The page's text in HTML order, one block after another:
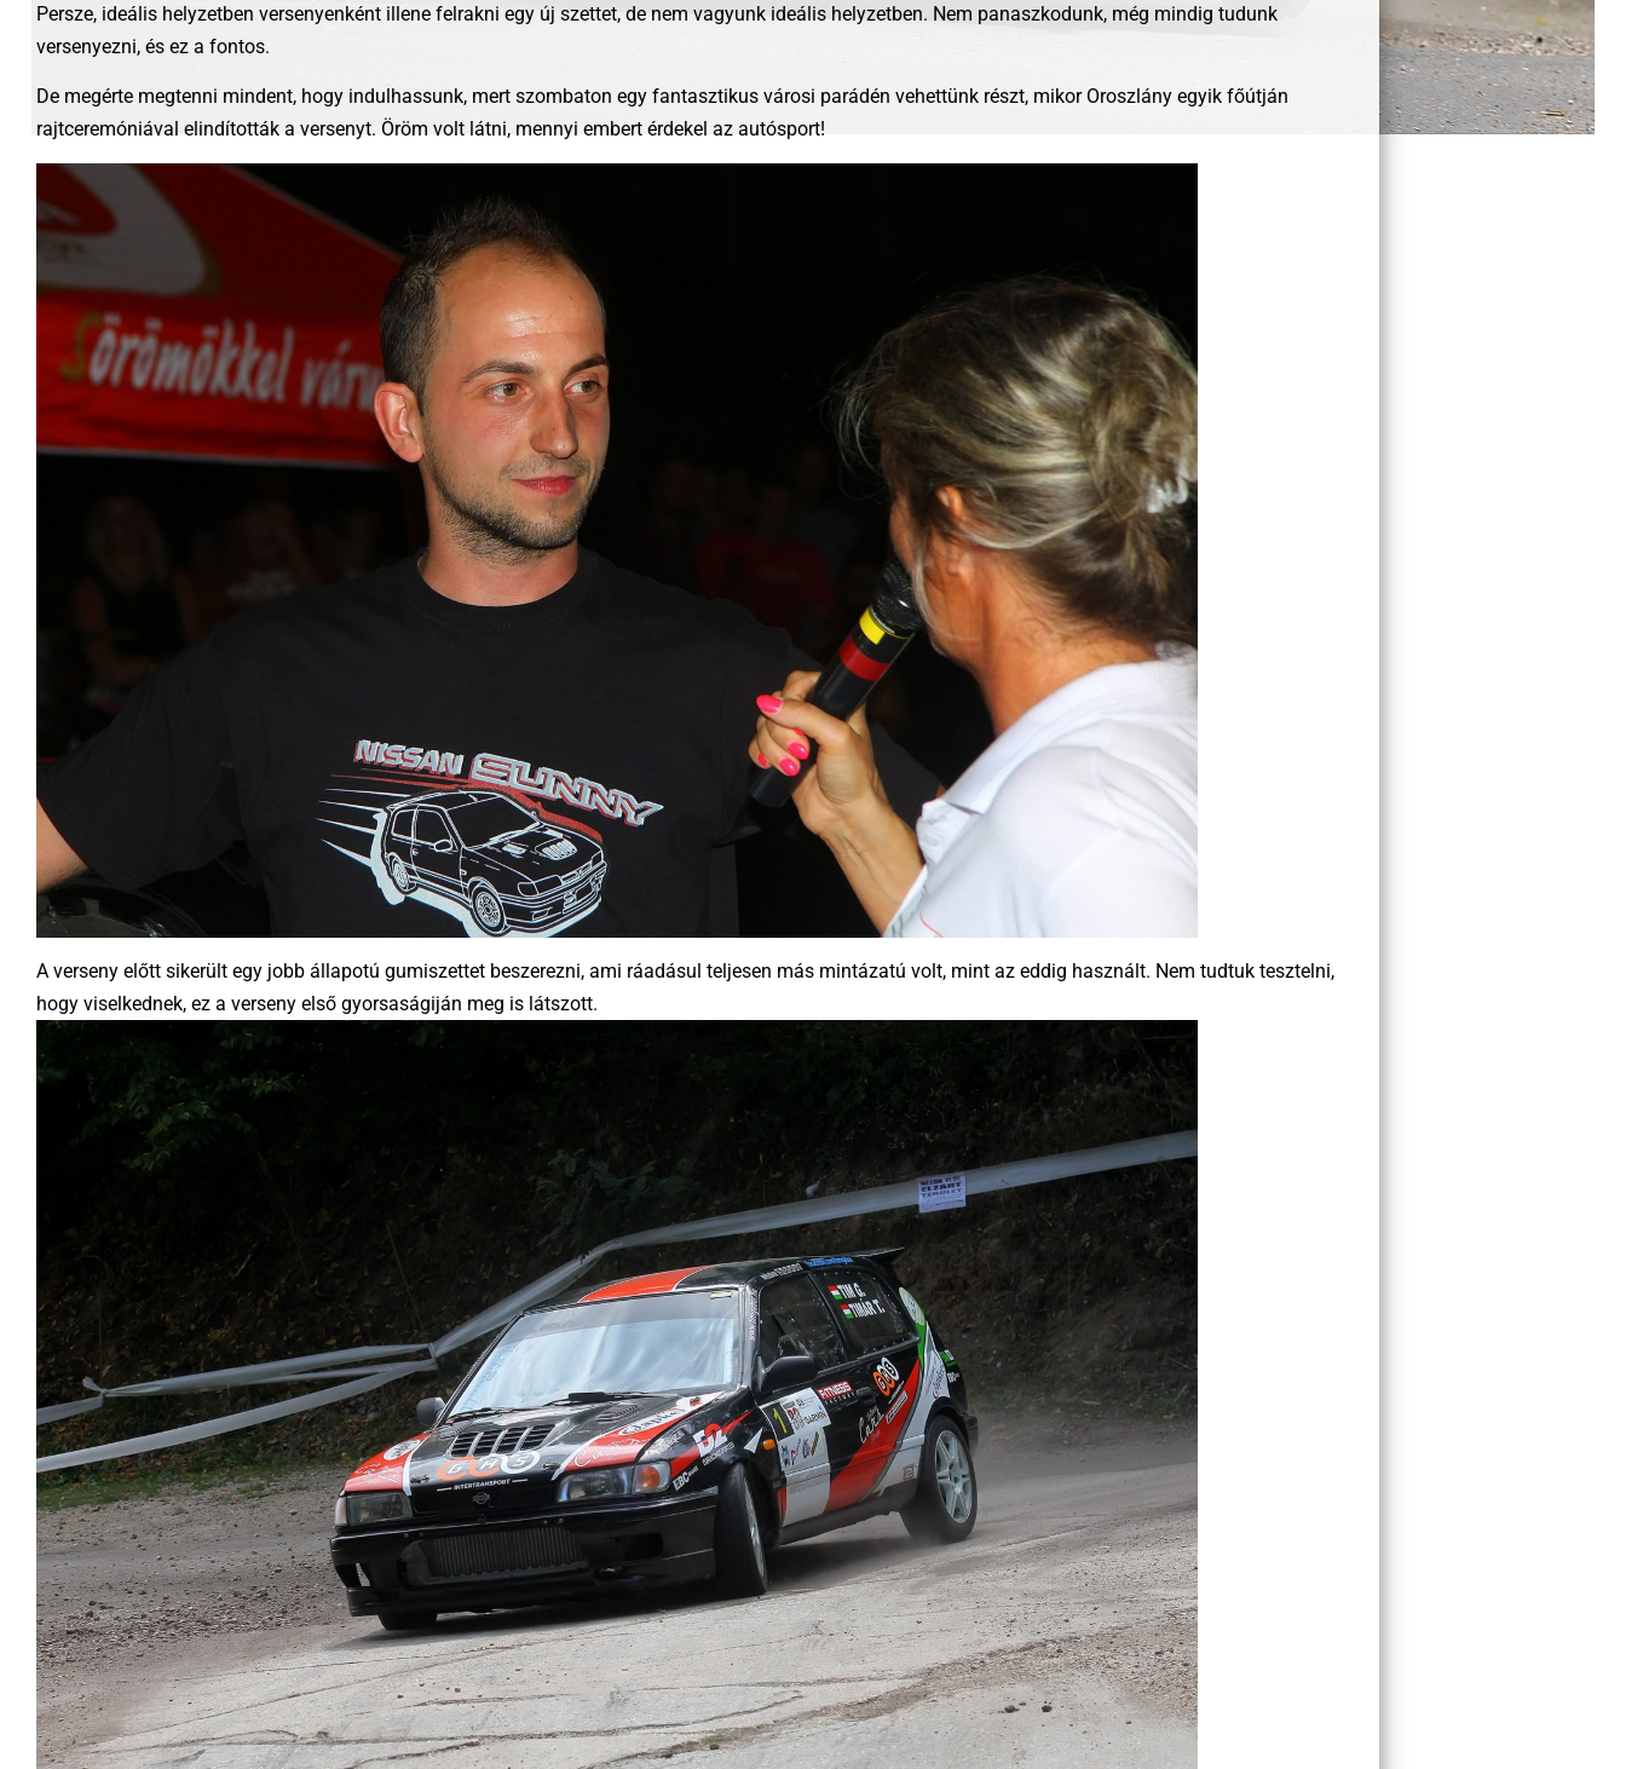
Persze, ideális helyzetben versenyenként illene felrakni egy új szettet, de nem vagyunk ideális helyzetben. Nem panaszkodunk, még mindig tudunk
versenyezni, és ez a fontos.
De megérte megtenni mindent, hogy indulhassunk, mert szombaton egy fantasztikus városi parádén vehettünk részt, mikor Oroszlány egyik főútján
rajtceremóniával elindították a versenyt. Öröm volt látni, mennyi embert érdekel az autósport!
A verseny előtt sikerült egy jobb állapotú gumiszettet beszerezni, ami ráadásul teljesen más mintázatú volt, mint az eddig használt. Nem tudtuk tesztelni,
hogy viselkednek, ez a verseny első gyorsaságiján meg is látszott.